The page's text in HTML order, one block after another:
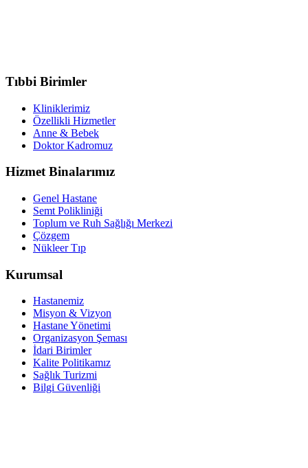
Tıbbi Birimler
Kliniklerimiz
Özellikli Hizmetler
Anne & Bebek
Doktor Kadromuz
Hizmet Binalarımız
Genel Hastane
Semt Polikliniği
Toplum ve Ruh Sağlığı Merkezi
Çözgem
Nükleer Tıp
Kurumsal
Hastanemiz
Misyon & Vizyon
Hastane Yönetimi
Organizasyon Şeması
İdari Birimler
Kalite Politikamız
Sağlık Turizmi
Bilgi Güvenliği